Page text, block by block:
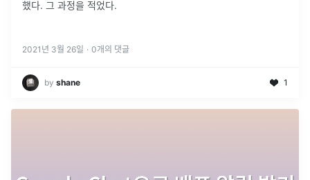
했다. 그 과정을 적었다.
2021년 3월 26일 · 0개의 댓글
by shane 1